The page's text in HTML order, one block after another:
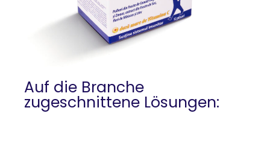
Auf die Branche
zugeschnittene Lösungen: